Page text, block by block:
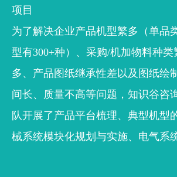
项目
为了解决企业产品机型繁多（单品
型有300+种）、采购/机加物料种类
多、产品图纸继承性差以及图纸绘
间长、质量不高等问题，知识谷咨
队开展了产品平台梳理、典型机型
械系统模块化规划与实施、电气系